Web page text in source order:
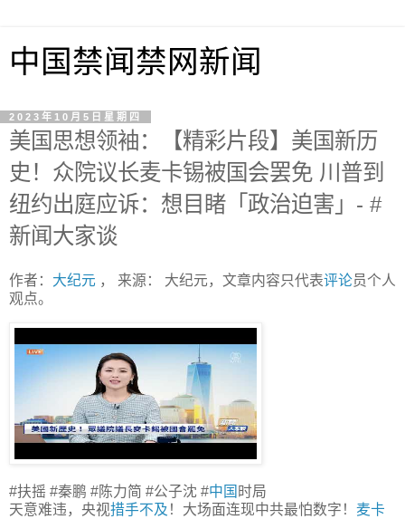
中国禁闻禁网新闻
2023年10月5日星期四
美国思想领袖：【精彩片段】美国新历
史！众院议长麦卡锡被国会罢免 川普到
纽约出庭应诉：想目睹「政治迫害」- #
新闻大家谈
作者： 大纪元 ， 来源： 大纪元，文章内容只代表评论员个人
观点。
#扶摇 #秦鹏 #陈力简 #公子沈 #中国 时局
天意难违，央视措手不及 ！大场面连现中共最怕数字！ 麦卡